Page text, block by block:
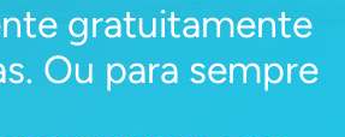
gratuitamente
Ou para sempre